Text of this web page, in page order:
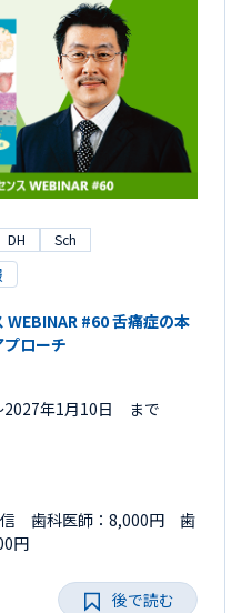
DH Sch
WEBINAR #60 舌痛症の本
ローチ
2027年1月10日 まで
信 歯科医師：8,000円 歯
円
後で読む